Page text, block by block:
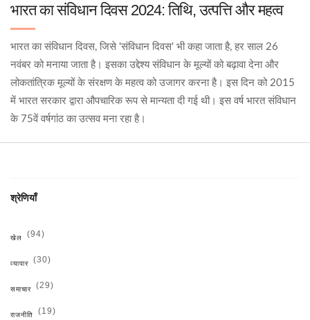
भारत का संविधान दिवस 2024: तिथि, उत्पत्ति और महत्व
भारत का संविधान दिवस, जिसे 'संविधान दिवस' भी कहा जाता है, हर साल 26
नवंबर को मनाया जाता है। इसका उद्देश्य संविधान के मूल्यों को बढ़ावा देना और
लोकतांत्रिक मूल्यों के संरक्षण के महत्व को उजागर करना है। इस दिन को 2015
में भारत सरकार द्वारा औपचारिक रूप से मान्यता दी गई थी। इस वर्ष भारत संविधान
के 75वें वर्षगांठ का उत्सव मना रहा है।
श्रेणियाँ
खेल (94)
व्यापार (30)
समाचार (29)
राजनीति (19)